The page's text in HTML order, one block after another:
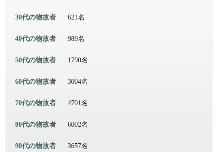
30代の物故者 621名
40代の物故者 989名
50代の物故者 1790名
60代の物故者 3004名
70代の物故者 4701名
80代の物故者 6002名
90代の物故者 3657名